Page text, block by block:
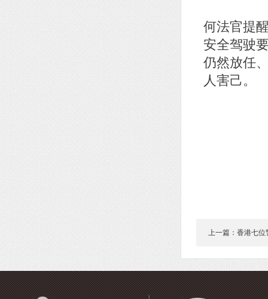
何法官提
安全驾驶
仍然放任
人害己。
上一篇：香港七